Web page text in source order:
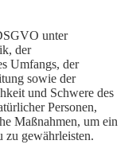
unter
der
Umfangs, der
sowie der
und Schwere des
Personen,
Maßnahmen, um ein
zu gewährleisten.